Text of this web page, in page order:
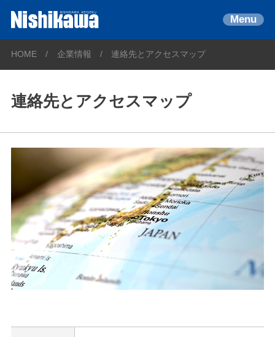
Menu
HOME 企業情報 連絡先とアクセスマップ
連絡先とアクセスマップ